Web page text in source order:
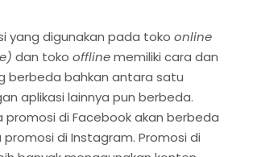
yang digunakan pada toko online
dan toko offlinememiliki cara dan
berbeda bahkan antara satu
aplikasi lainnya pun berbeda.
promosi di Facebook akan berbeda
di Instagram. Promosi di